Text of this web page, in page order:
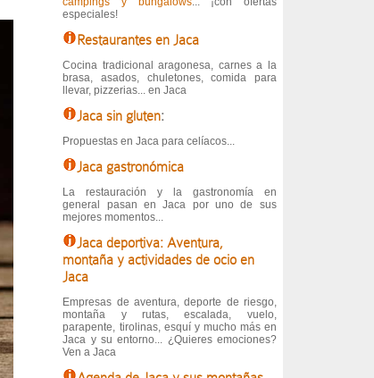
especiales!
Restaurantes en Jaca
Cocina tradicional aragonesa, carnes a la
brasa, asados, chuletones, comida para
llevar, pizzerias... en Jaca
Jaca sin gluten:
Propuestas en Jaca para celíacos...
Jaca gastronómica
La restauración y la gastronomía en
general pasan en Jaca por uno de sus
mejores momentos...
Jaca deportiva: Aventura,
montaña y actividades de ocio en
Jaca
Empresas de aventura, deporte de riesgo,
montaña y rutas, escalada, vuelo,
parapente, tirolinas, esquí y mucho más en
Jaca y su entorno... ¿Quieres emociones?
Ven a Jaca